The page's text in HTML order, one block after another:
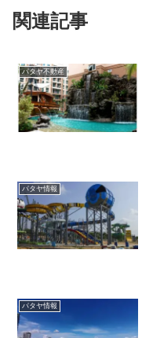
関連記事
パタヤ不動産
パタヤ情報
パタヤ情報